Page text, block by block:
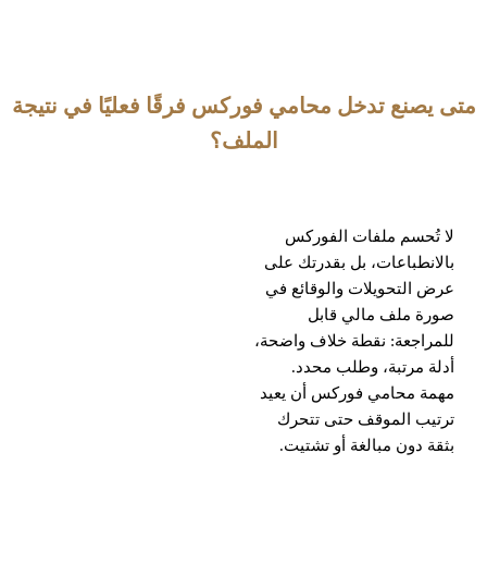
متى يصنع تدخل محامي فوركس فرقًا فعليًا في نتيجة
الملف؟
لا تُحسم ملفات الفوركس
بالانطباعات، بل بقدرتك على
عرض التحويلات والوقائع في
صورة ملف مالي قابل
للمراجعة: نقطة خلاف واضحة،
أدلة مرتبة، وطلب محدد.
مهمة محامي فوركس أن يعيد
ترتيب الموقف حتى تتحرك
بثقة دون مبالغة أو تشتيت.